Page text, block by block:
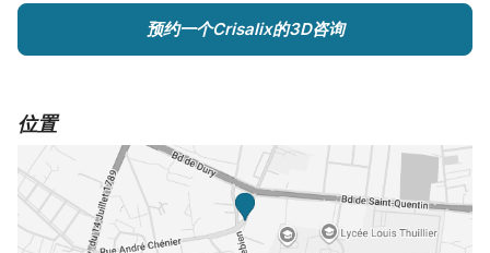
预约一个Crisalix的3D咨询
位置